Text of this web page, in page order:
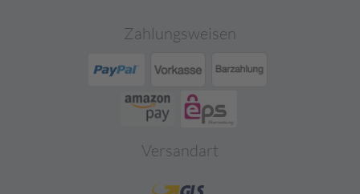
Zahlungsweisen
Versandart